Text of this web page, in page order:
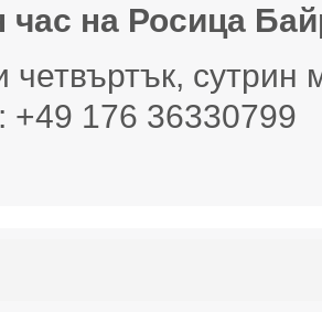
на Росица
четвъртък,
+49 176 36330799